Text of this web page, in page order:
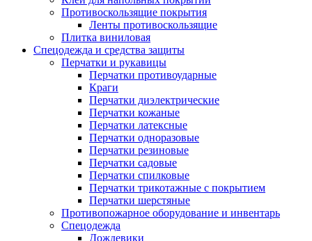
Противоскользящие покрытия
Ленты противоскользящие
Плитка виниловая
Спецодежда и средства защиты
Перчатки и рукавицы
Перчатки противоударные
Краги
Перчатки диэлектрические
Перчатки кожаные
Перчатки латексные
Перчатки одноразовые
Перчатки резиновые
Перчатки садовые
Перчатки спилковые
Перчатки трикотажные с покрытием
Перчатки шерстяные
Противопожарное оборудование и инвентарь
Спецодежда
Дождевики